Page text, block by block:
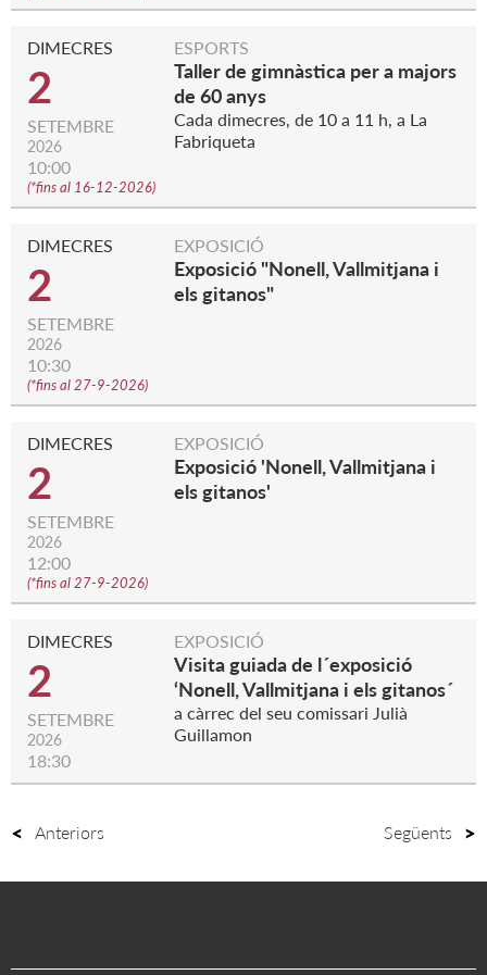
DIMECRES
2
SETEMBRE
2026
10:00
(*fins al 16-12-2026)
ESPORTS
Taller de gimnàstica per a majors
de 60 anys
Cada dimecres, de 10 a 11 h, a La
Fabriqueta
DIMECRES
2
SETEMBRE
2026
10:30
(*fins al 27-9-2026)
EXPOSICIÓ
Exposició "Nonell, Vallmitjana i
els gitanos"
DIMECRES
2
SETEMBRE
2026
12:00
(*fins al 27-9-2026)
EXPOSICIÓ
Exposició 'Nonell, Vallmitjana i
els gitanos'
DIMECRES
2
SETEMBRE
2026
18:30
EXPOSICIÓ
Visita guiada de l´exposició
‘Nonell, Vallmitjana i els gitanos´
a càrrec del seu comissari Julià
Guillamon
Anteriors Següents